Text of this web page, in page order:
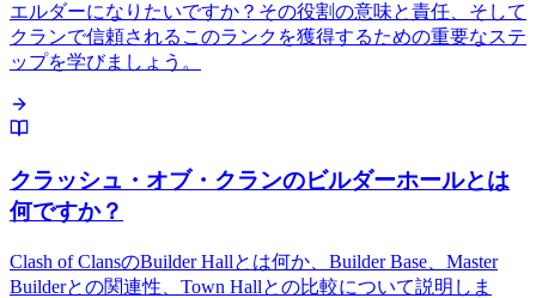
エルダーになりたいですか？その役割の意味と責任、そして
クランで信頼されるこのランクを獲得するための重要なステ
ップを学びましょう。
クラッシュ・オブ・クランのビルダーホールとは
何ですか？
Clash of ClansのBuilder Hallとは何か、Builder Base、Master
Builderとの関連性、Town Hallとの比較について説明しま